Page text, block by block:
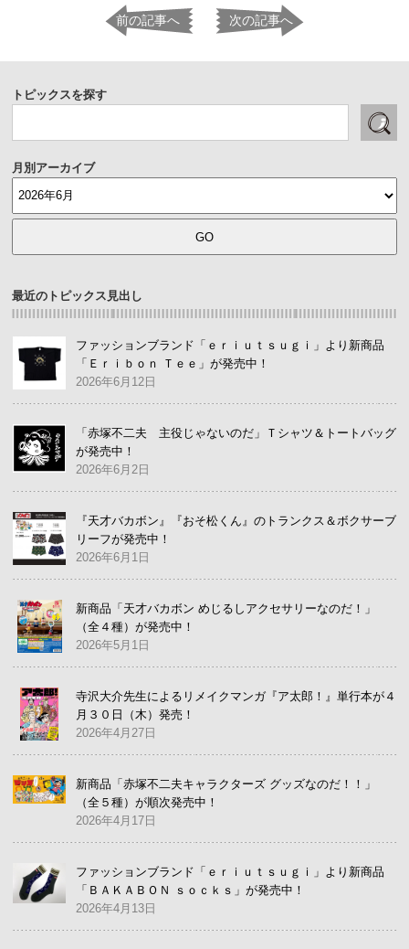
前の記事へ 次の記事へ
トピックスを探す
月別アーカイブ
最近のトピックス見出し
ファッションブランド「ｅｒｉｕｔｓｕｇｉ」より新商品
「Ｅｒｉｂｏｎ Ｔｅｅ」が発売中！
2026年6月12日
「赤塚不二夫 主役じゃないのだ」Ｔシャツ＆トートバッグ
が発売中！
2026年6月2日
『天才バカボン』『おそ松くん』のトランクス＆ボクサーブ
リーフが発売中！
2026年6月1日
新商品「天才バカボン めじるしアクセサリーなのだ！」
（全４種）が発売中！
2026年5月1日
寺沢大介先生によるリメイクマンガ『ア太郎！』単行本が４
月３０日（木）発売！
2026年4月27日
新商品「赤塚不二夫キャラクターズ グッズなのだ！！」
（全５種）が順次発売中！
2026年4月17日
ファッションブランド「ｅｒｉｕｔｓｕｇｉ」より新商品
「ＢＡＫＡＢＯＮ ｓｏｃｋｓ」が発売中！
2026年4月13日